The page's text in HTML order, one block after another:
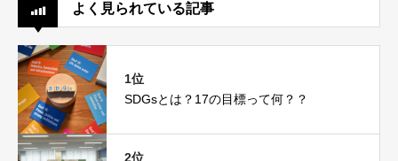
よく見られている記事
1位
SDGsとは？17の目標って何？？
2位